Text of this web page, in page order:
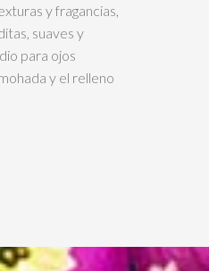
y fragancias,
suaves y
para ojos
y el relleno